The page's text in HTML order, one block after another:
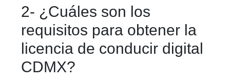
la versión electrónica de tu licencia
física tipo A, emitida por Semovi, que
puedes portar desde tu celular y usar
en revisiones oficiales.
2- ¿Cuáles son los
requisitos para obtener la
licencia de conducir digital
CDMX?